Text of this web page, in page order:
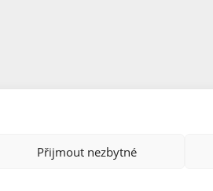
Přijmout nezbytné